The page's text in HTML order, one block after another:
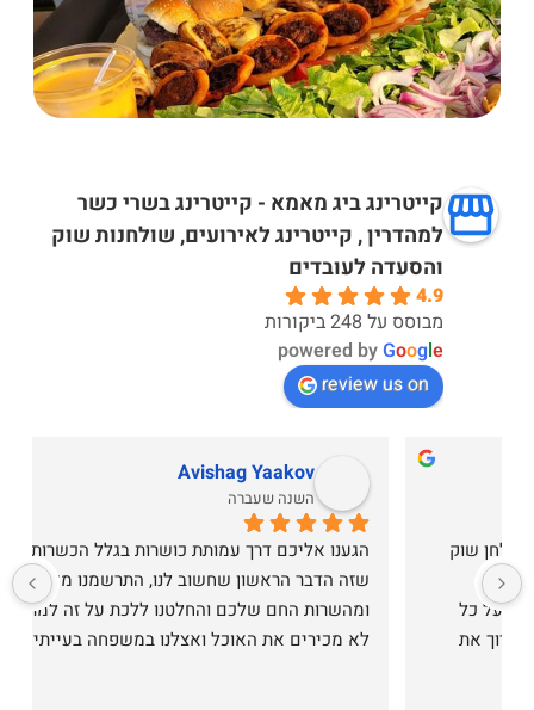
קייטרינג ביג מאמא - קייטרינג בשרי כשר
למהדרין , קייטרינג לאירועים, שולחנות שוק
והסעדה לעובדים
4.9
מבוסס על 248 ביקורות
powered byGoogle
review us on
Avishag Yaakov
השנה שעברה
הגענו אליכם דרך עמותת כושרות בגלל הכשרות הטובה
שזה הדבר הראשון שחשוב לנו, התרשמנו מאוד מהאתר
ומהשרות החם שלכם והחלטנו ללכת על זה למרות שאנחנו
לא מכירים את האוכל ואצלנו במשפחה בעייתיים ורגילים